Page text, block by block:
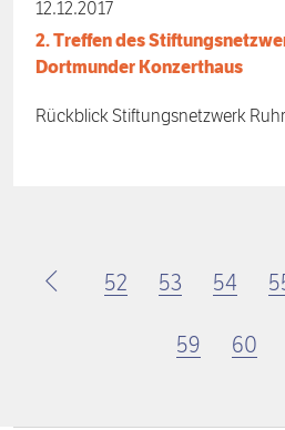
12.12.2017
2. Treffen des
Dortmunder Konzerthaus
Rückblick Stiftungsnetzwerk
Page
52 Page
53 Page
54
Page
59 Page
60